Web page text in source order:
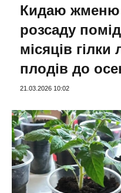
Кидаю жменю
розсаду
місяців
плодів до
21.03.2026 10:02